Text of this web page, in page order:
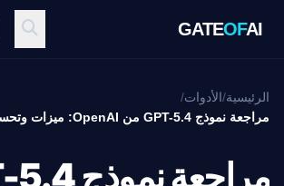
GATEOFAI
الرئيسية/ الأدوات/
مراجعة نموذج GPT-5.4 من OpenAI: ميزات وتحسينات جديدة